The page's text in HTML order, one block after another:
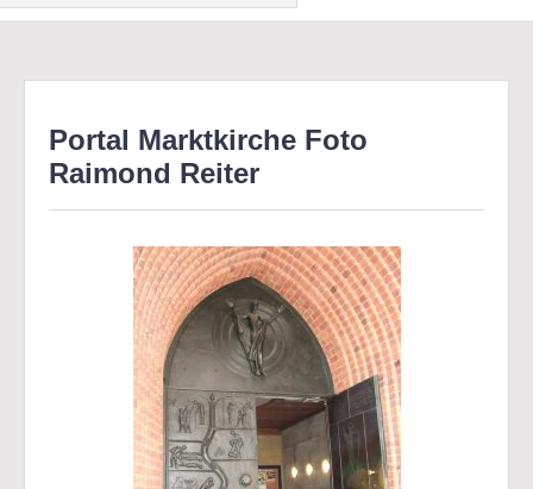
Portal Marktkirche Foto
Raimond Reiter